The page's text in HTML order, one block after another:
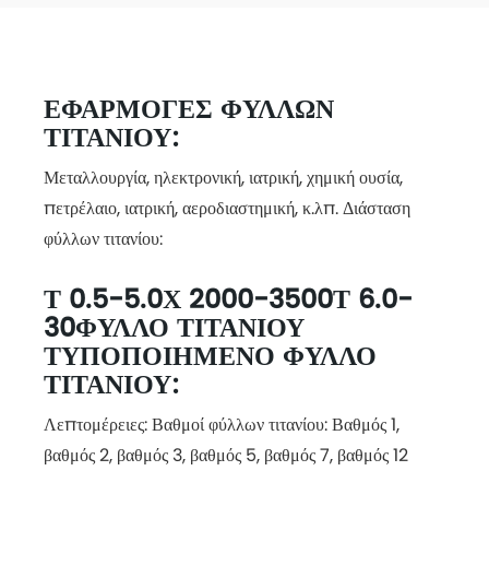
ΕΦΑΡΜΟΓΈΣ ΦΎΛΛΩΝ
ΤΙΤΑΝΊΟΥ:
Μεταλλουργία, ηλεκτρονική, ιατρική, χημική ουσία,
πετρέλαιο, ιατρική, αεροδιαστημική, κ.λπ. Διάσταση
φύλλων τιτανίου:
Τ 0.5-5.0Χ 2000-3500Τ 6.0-
30ΦΎΛΛΟ ΤΙΤΑΝΊΟΥ
ΤΥΠΟΠΟΙΗΜΈΝΟ ΦΎΛΛΟ
ΤΙΤΑΝΊΟΥ:
Λεπτομέρειες: Βαθμοί φύλλων τιτανίου: Βαθμός 1,
βαθμός 2, βαθμός 3, βαθμός 5, βαθμός 7, βαθμός 12